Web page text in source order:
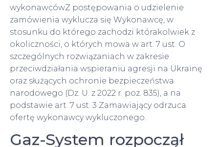
wykonawcówZ postępowania o udzielenie
zamówienia wyklucza się Wykonawcę, w
stosunku do którego zachodzi którakolwiek z
okoliczności, o których mowa w art. 7 ust. O
szczególnych rozwiązaniach w zakresie
przeciwdziałania wspieraniu agresji na Ukrainę
oraz służących ochronie bezpieczeństwa
narodowego (Dz. U. z 2022 r. poz. 835), a na
podstawie art. 7 ust. 3 Zamawiający odrzuca
ofertę wykonawcy wykluczonego.
Gaz-System rozpoczął